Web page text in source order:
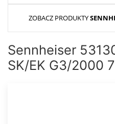
ZOBACZ PRODUKTY
Sennheiser
SK/EK G3/2000